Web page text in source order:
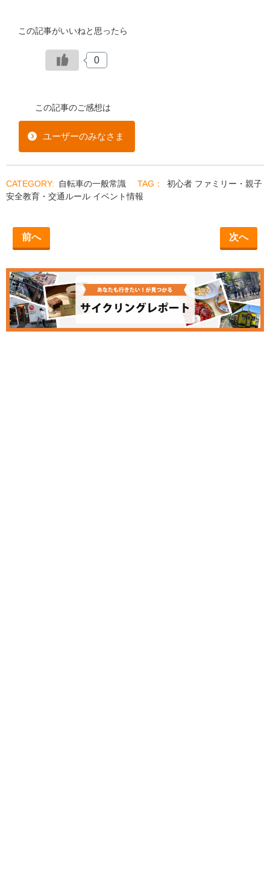
この記事がいいねと思ったら
0
この記事のご感想は
ユーザーのみなさま
自転車の一般常識 初心者 ファミリー・親子
安全教育・交通ルール イベント情報
前へ 次へ